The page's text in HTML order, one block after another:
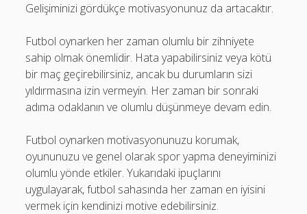
Gelişiminizi gördükçe motivasyonunuz da artacaktır.
Futbol oynarken her zaman olumlu bir zihniyete
sahip olmak önemlidir. Hata yapabilirsiniz veya kötü
bir maç geçirebilirsiniz, ancak bu durumların sizi
yıldırmasına izin vermeyin. Her zaman bir sonraki
adıma odaklanın ve olumlu düşünmeye devam edin.
Futbol oynarken motivasyonunuzu korumak,
oyununuzu ve genel olarak spor yapma deneyiminizi
olumlu yönde etkiler. Yukarıdaki ipuçlarını
uygulayarak, futbol sahasında her zaman en iyisini
vermek için kendinizi motive edebilirsiniz.